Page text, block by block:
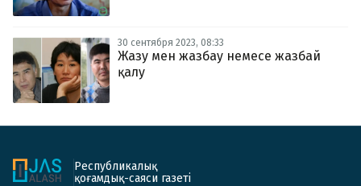
30 сентября 2023, 08:33
Жазу мен жазбау немесе жазбай
қалу
Республикалық
қоғамдық-саяси газеті